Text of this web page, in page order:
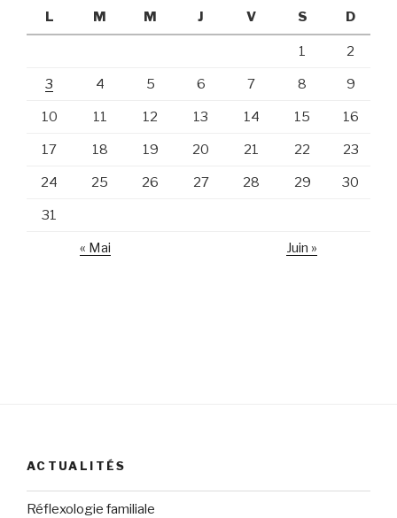
L
M M J V S D
1 2
3 4 5 6 7 8 9
10 11 12 13 14 15 16
17 18 19 20 21 22 23
24 25 26 27 28 29 30
31
« Mai Juin »
ACTUALITÉS
Réflexologie familiale